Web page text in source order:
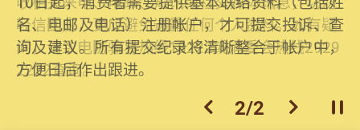
轻信回应，更应避免透露任何个人资料。如有疑
问，请致电防骗易热线18222或消委会热线2929
2222查询。
名、电邮及电话）注册帐户，才可提交投诉、查
询及建议。所有提交纪录将清晰整合于帐户中，
方便日后作出跟进。
上一个
2/2 下一个开